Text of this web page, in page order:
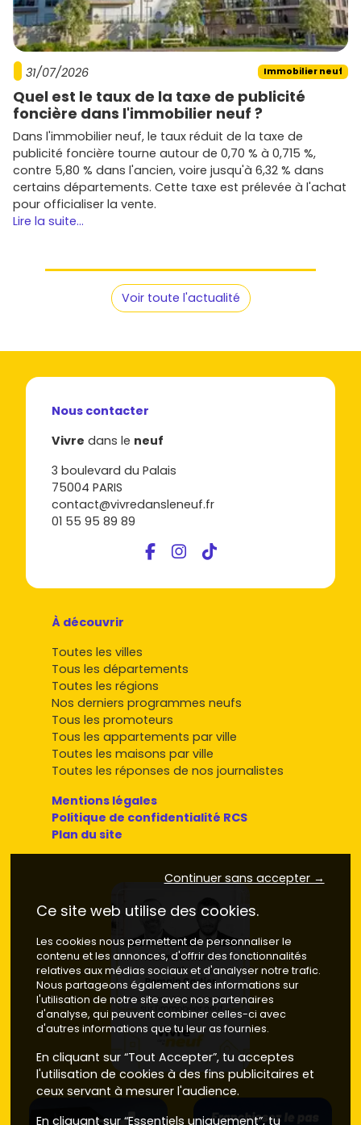
31/07/2026 Immobilier neuf
Quel est le taux de la taxe de publicité
foncière dans l'immobilier neuf ?
Dans l'immobilier neuf, le taux réduit de la taxe de
publicité foncière tourne autour de 0,70 % à 0,715 %,
contre 5,80 % dans l'ancien, voire jusqu'à 6,32 % dans
certains départements. Cette taxe est prélevée à l'achat
pour officialiser la vente.
Lire la suite...
Voir toute l'actualité
Nous contacter
Vivre dans le neuf
3 boulevard du Palais
75004 PARIS
contact@vivredansleneuf.fr
01 55 95 89 89
À découvrir
Toutes les villes
Tous les départements
Toutes les régions
Nos derniers programmes neufs
Tous les promoteurs
Tous les appartements par ville
Toutes les maisons par ville
Toutes les réponses de nos journalistes
Mentions légales
Politique de confidentialité RCS
Plan du site
Continuer sans accepter →
Ce site web utilise des cookies.
Les cookies nous permettent de personnaliser le
contenu et les annonces, d'offrir des fonctionnalités
relatives aux médias sociaux et d'analyser notre trafic.
Nous partageons également des informations sur
l'utilisation de notre site avec nos partenaires
d'analyse, qui peuvent combiner celles-ci avec
d'autres informations que tu leur as fournies.
En cliquant sur “Tout Accepter”, tu acceptes
l'utilisation de cookies à des fins publicitaires et
ceux servant à mesurer l'audience.
En cliquant sur “Essentiels uniquement”, tu